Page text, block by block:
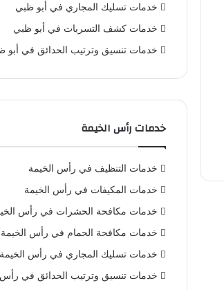
خدمات تسليك المجاري في أبو ظبي
خدمات كشف التسربات في أبو ظبي
خدمات تنسيق وترتيب الحدائق في أبو
خدمات رأس الخيمة
خدمات التنظيف في رأس الخيمة
خدمات المكيفات في رأس الخيمة
خدمات مكافحة الحشرات في رأس
خدمات مكافحة الحمام في رأس الخيمة
خدمات تسليك المجاري في رأس الخيمة
خدمات تنسيق وترتيب الحدائق في رأس